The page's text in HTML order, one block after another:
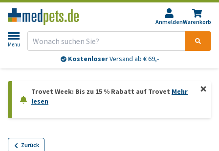
AnmeldenWarenkorb
Menu
KostenloserVersand ab € 69,-
Trovet Week: Bis zu 15 % Rabatt auf Trovet Mehr
lesen
Zurück